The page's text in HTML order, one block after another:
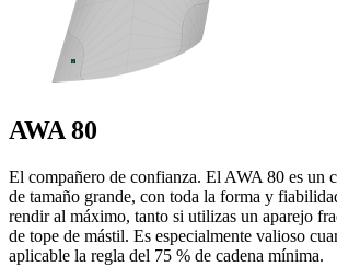
AWA 80
El compañero de confianza. El AWA 80 es un
de tamaño grande, con toda la forma y
rendir al máximo, tanto si utilizas un aparejo
de tope de mástil. Es especialmente valioso
aplicable la regla del 75 % de cadena mínima.